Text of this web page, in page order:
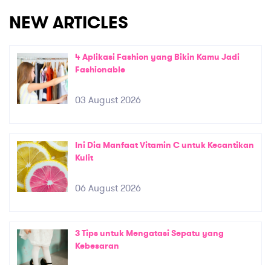
NEW ARTICLES
4 Aplikasi Fashion yang Bikin Kamu Jadi
Fashionable
03 August 2026
Ini Dia Manfaat Vitamin C untuk Kecantikan
Kulit
06 August 2026
3 Tips untuk Mengatasi Sepatu yang
Kebesaran